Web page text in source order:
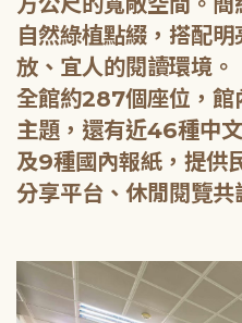
自然綠植點綴，搭配
放、宜人的閱讀環境。
全館約287個座位，館
主題，還有近46種中
及9種國內報紙，提供